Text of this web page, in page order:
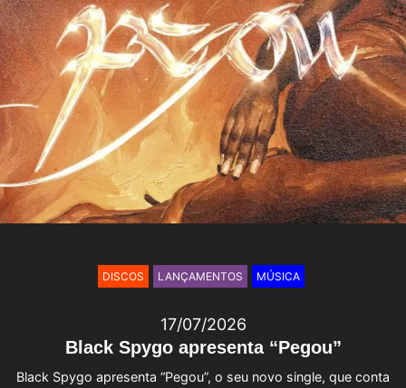
Black Spygo apresenta “Pegou”
17/07/2026
Black Spygo apresenta “Pegou”, o seu novo single, que conta
DISCOS LANÇAMENTOS MÚSICA